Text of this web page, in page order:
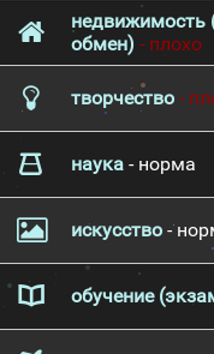
недвижимость
обмен) - плохо
творчество -
наука - норма
искусство -
обучение